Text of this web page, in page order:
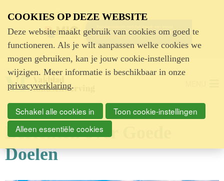
Advertentie
Berichten over Goede
Doelen
COOKIES OP DEZE WEBSITE
Deze website maakt gebruik van cookies om goed te
functioneren. Als je wilt aanpassen welke cookies we
mogen gebruiken, kan je jouw cookie-instellingen
wijzigen. Meer informatie is beschikbaar in onze
privacyverklaring.
Schakel alle cookies in
Toon cookie-instellingen
Alleen essentiële cookies